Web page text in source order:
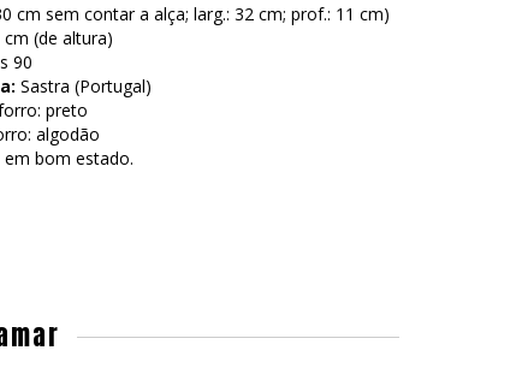
cm sem contar a alça; larg.: 32 cm; prof.: 11 cm)
cm (de altura)
90
Sastra (Portugal)
preto
algodão
em bom estado.